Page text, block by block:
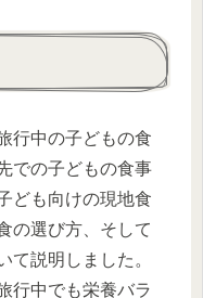
行中の子どもの食
での子どもの食事
ども向けの現地食
の選び方、そして
て説明しました。
行中でも栄養バラ